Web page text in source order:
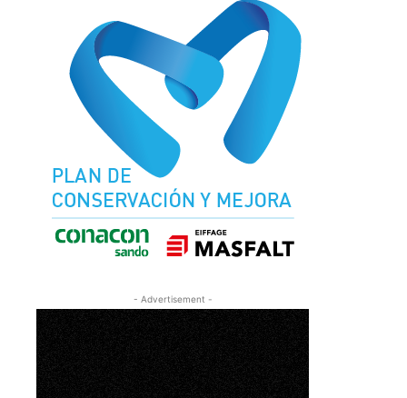
- Advertisement -